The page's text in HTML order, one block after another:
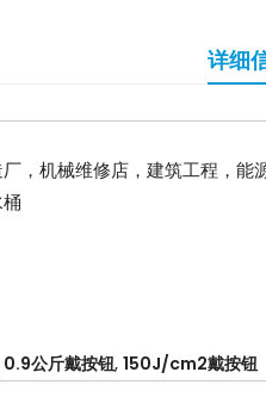
详细
，机械维修店，建筑工程，能
0.9公斤戴按钮, 150J/cm2戴按钮